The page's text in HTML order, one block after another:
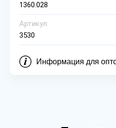
1360.028
Артикул:
3530
Информация для